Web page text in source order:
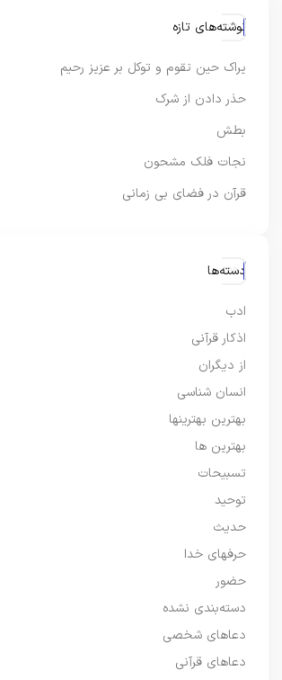
نوشته‌های تازه
یراک حین تقوم و توکل بر عزیز رحیم
حذر دادن از شرک
بطش
نجات فلک مشحون
قرآن در فضای بی زمانی
دسته‌ها
ادب
اذکار قرآنی
از دیگران
انسان شناسی
بهترین بهترینها
بهترین ها
تسبیحات
توحید
حدیث
حرفهای خدا
حضور
دسته‌بندی نشده
دعاهای شخصی
دعاهای قرآنی